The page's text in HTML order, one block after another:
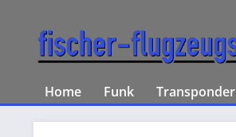
Home Funk Transponder